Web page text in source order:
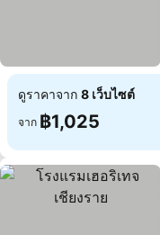
ดูราคาจาก 8 เว็บไซต์
จาก ฿1,025